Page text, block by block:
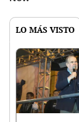
LO MÁS VISTO